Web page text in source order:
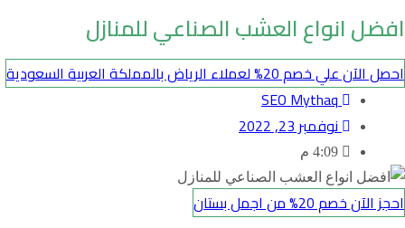
افضل انواع العشب الصناعي للمنازل
احصل الآن علي خصم 20% لعملاء الرياض بالمملكة العربية السعودية
SEO Mythaq
نوفمبر 23, 2022
4:09 م
احجز الآن خصم 20% من اجمل بستان